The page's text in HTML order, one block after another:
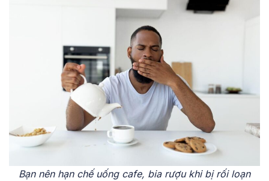
Bạn nên hạn chế uống cafe, bia rượu khi bị rối loạn